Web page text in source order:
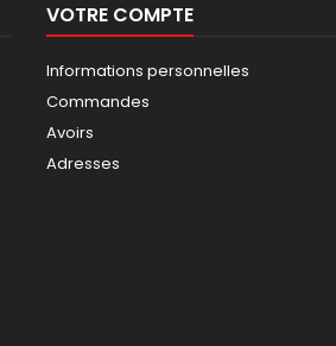
VOTRE COMPTE
Informations personnelles
Commandes
Avoirs
Adresses